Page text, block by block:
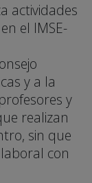
actividades
el IMSE-
y a la
y
realizan
sin que
con